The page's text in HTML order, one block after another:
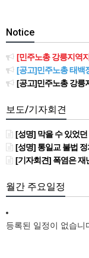
Notice
[민주노총 강릉지역지부]
[공고]민주노총 태백정
[공고]민주노총 강릉
보도/기자회견
[성명] 막을 수 있었던 죽음, HL만도가
[성명] 통일교 불법 정
[기자회견] 폭염은 재난이다! 폭염으
월간 주요일정
등록된 일정이 없습니